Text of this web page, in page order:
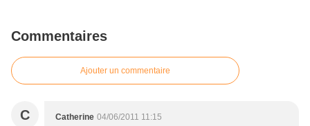
Commentaires
Ajouter un commentaire
C Catherine 04/06/2011 11:15